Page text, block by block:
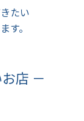
たい
す。
店 －